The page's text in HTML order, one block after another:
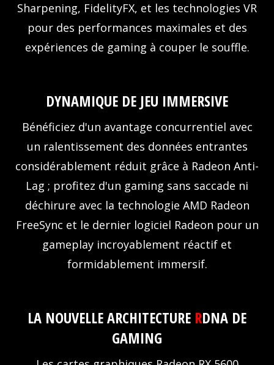
Sharpening, FidelityFX, et les technologies VR
pour des performances maximales et des
expériences de gaming à couper le souffle.
DYNAMIQUE DE JEU IMMERSIVE
Bénéficiez d'un avantage concurrentiel avec
un ralentissement des données entrantes
considérablement réduit grâce à Radeon Anti-
Lag ; profitez d'un gaming sans saccade ni
déchirure avec la technologie AMD Radeon
FreeSync et le dernier logiciel Radeon pour un
gameplay incroyablement réactif et
formidablement immersif.
LA NOUVELLE ARCHITECTURE RDNA DE
GAMING